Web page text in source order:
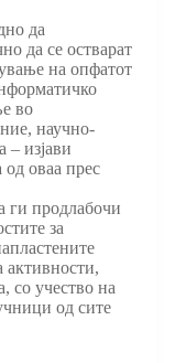
да
да се остварат
на опфатот
во
научно-
– изјави
од оваа прес
ги продлабочи
за
со учество на
од сите